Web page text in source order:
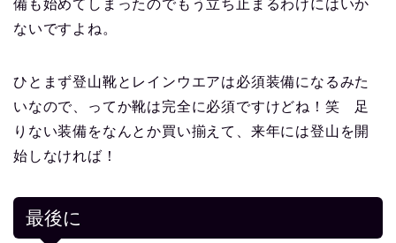
備も始めてしまったのでもう立ち止まるわけにはいか
ないですよね。
ひとまず登山靴とレインウエアは必須装備になるみた
いなので、ってか靴は完全に必須ですけどね！笑 足
りない装備をなんとか買い揃えて、来年には登山を開
始しなければ！
最後に